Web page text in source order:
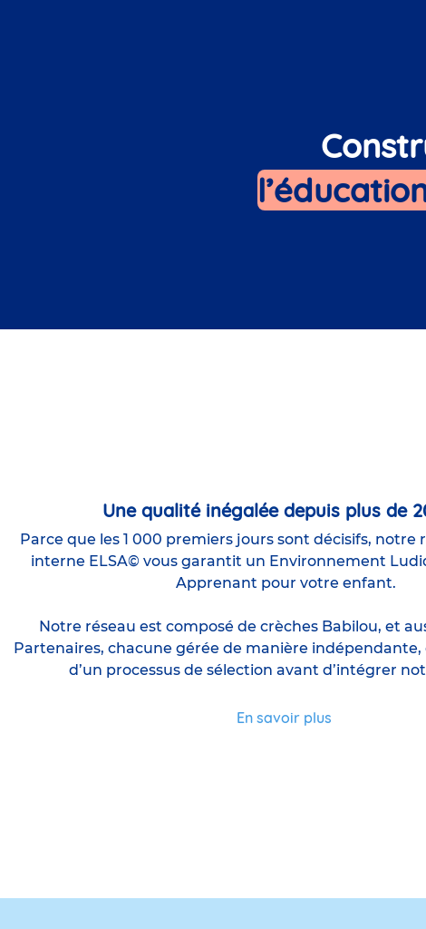
Une qualité inégalée depuis plus de
Parce que les 1 000 premiers jours sont décisifs, notre
interne ELSA© vous garantit un Environnement
Apprenant pour votre enfant.
Notre réseau est composé de crèches Babilou, et
Partenaires, chacune gérée de manière indépendante,
d’un processus de sélection avant d’intégrer
En savoir plus